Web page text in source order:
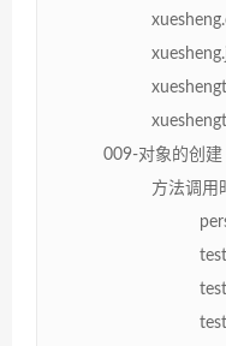
009-对象的创建
方法调用